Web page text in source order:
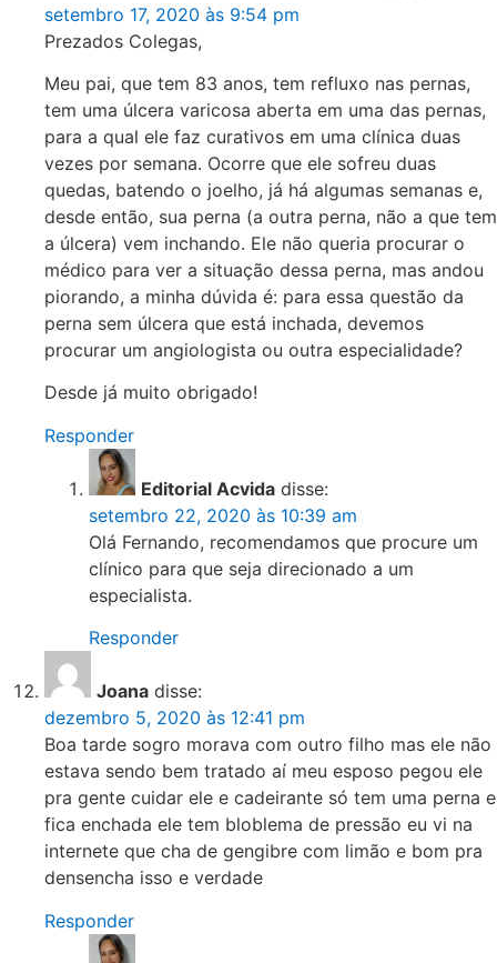
setembro 17, 2020 às 9:54 pm
Prezados Colegas,
Meu pai, que tem 83 anos, tem refluxo nas pernas,
tem uma úlcera varicosa aberta em uma das pernas,
para a qual ele faz curativos em uma clínica duas
vezes por semana. Ocorre que ele sofreu duas
quedas, batendo o joelho, já há algumas semanas e,
desde então, sua perna (a outra perna, não a que tem
a úlcera) vem inchando. Ele não queria procurar o
médico para ver a situação dessa perna, mas andou
piorando, a minha dúvida é: para essa questão da
perna sem úlcera que está inchada, devemos
procurar um angiologista ou outra especialidade?
Desde já muito obrigado!
Responder
Editorial Acvida disse:
setembro 22, 2020 às 10:39 am
Olá Fernando, recomendamos que procure um
clínico para que seja direcionado a um
especialista.
Responder
Joana disse:
dezembro 5, 2020 às 12:41 pm
Boa tarde sogro morava com outro filho mas ele não
estava sendo bem tratado aí meu esposo pegou ele
pra gente cuidar ele e cadeirante só tem uma perna e
fica enchada ele tem bloblema de pressão eu vi na
internete que cha de gengibre com limão e bom pra
densencha isso e verdade
Responder